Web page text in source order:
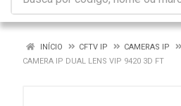
INÍCIO CFTV IP
CAMERAS IP
CAMERA IP DUAL LENS VIP 9420 3D FT